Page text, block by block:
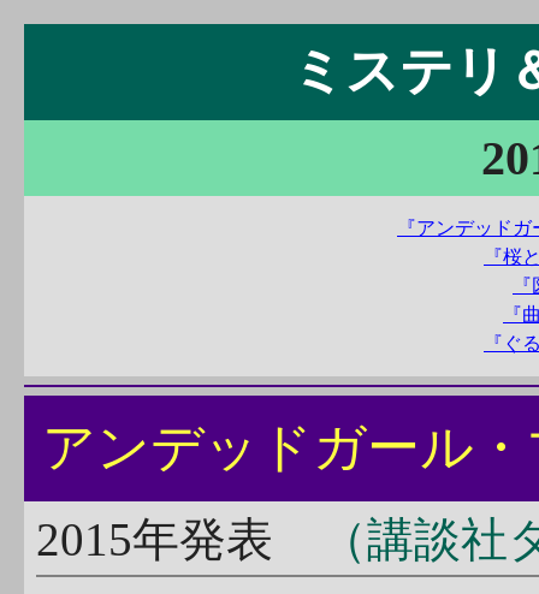
ミステリ
『アンデッド
『桜
『
『ぐ
アンデッドガー
2015年発表
（講談